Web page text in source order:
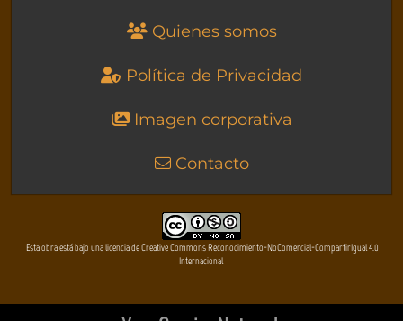
Quienes somos
Política de Privacidad
Imagen corporativa
Contacto
Esta obra está bajo una licencia de Creative Commons Reconocimiento-NoComercial-CompartirIgual 4.0
Internacional